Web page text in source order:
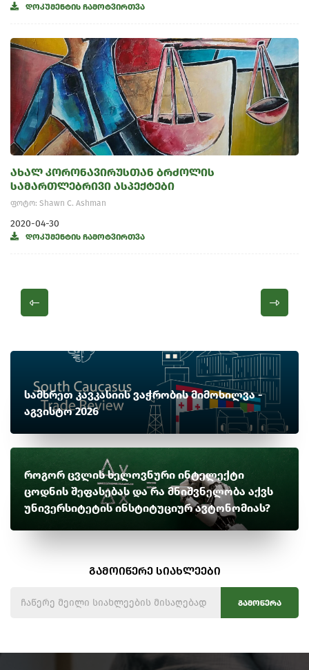
დოკუმენტის ჩამოტვირთვა
ახალ კორონავირუსთან ბრძოლის
სამართლებრივი ასპექტები
ფოტო: Shawn C. Ashman
2020-04-30
დოკუმენტის ჩამოტვირთვა
სამხრეთ კავკასიის ვაჭრობის მიმოხილვა -
აგვისტო 2026
როგორ ცვლის ხელოვნური ინტელექტი
ცოდნის შეფასებას და რა მნიშვნელობა აქვს
უნივერსიტეტის ინსტიტუციურ ავტონომიას?
გამოიწერე სიახლეები
გამოწერა